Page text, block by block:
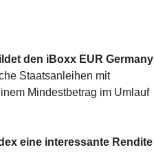
den iBoxx EUR Germany
Staatsanleihen mit
Mindestbetrag im Umlauf
eine interessante Rendite